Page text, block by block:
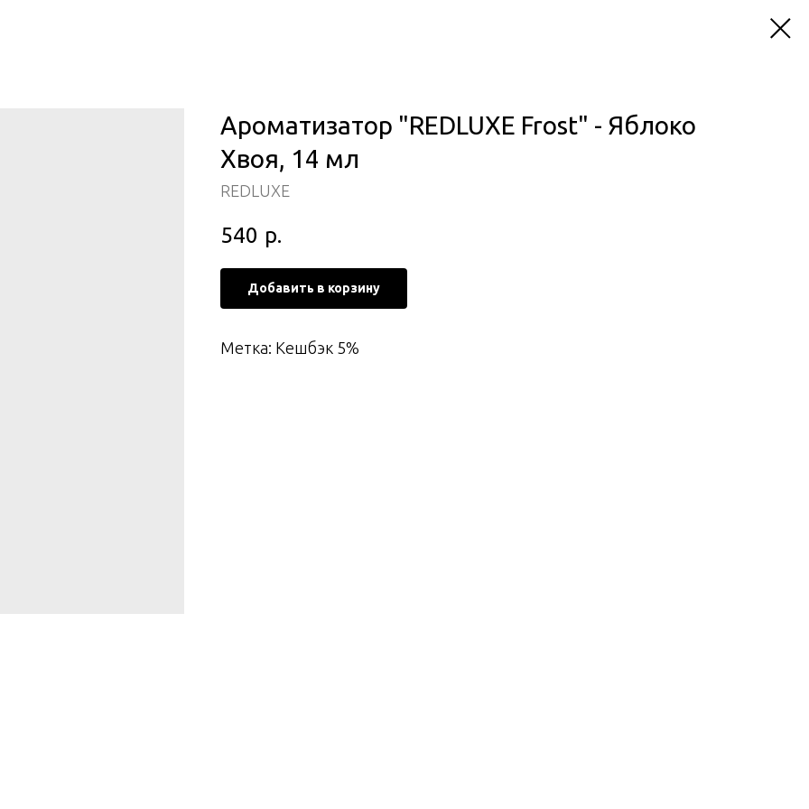
Ароматизатор "REDLUXE Frost" - Яблоко
Хвоя, 14 мл
REDLUXE
540 р.
Добавить в корзину
Метка: Кешбэк 5%